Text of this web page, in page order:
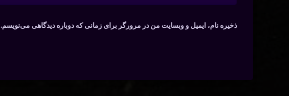
ذخیره نام، ایمیل و وبسایت من در مرورگر برای زمانی که دوباره دیدگاهی می‌نویسم.